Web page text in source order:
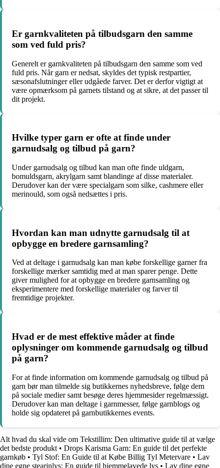
Er garnkvaliteten på tilbudsgarn den samme
som ved fuld pris?
Generelt er garnkvaliteten på tilbudsgarn den samme som ved
fuld pris. Når garn er nedsat, skyldes det typisk restpartier,
sæsonafslutninger eller udgåede farver. Det er derfor vigtigt at
være opmærksom på garnets tilstand og at sikre, at det passer til
dit projekt.
Hvilke typer garn er ofte at finde under
garnudsalg og tilbud på garn?
Under garnudsalg og tilbud kan man ofte finde uldgarn,
bomuldsgarn, akrylgarn samt blandinge af disse materialer.
Derudover kan der være specialgarn som silke, cashmere eller
merinould, som også nedsættes i pris.
Hvordan kan man udnytte garnudsalg til at
opbygge en bredere garnsamling?
Ved at deltage i garnudsalg kan man købe forskellige garner fra
forskellige mærker samtidig med at man sparer penge. Dette
giver mulighed for at opbygge en bredere garnsamling og
eksperimentere med forskellige materialer og farver til
fremtidige projekter.
Hvad er de mest effektive måder at finde
oplysninger om kommende garnudsalg og tilbud
på garn?
For at finde information om kommende garnudsalg og tilbud på
garn bør man tilmelde sig butikkernes nyhedsbreve, følge dem
på sociale medier samt besøge deres hjemmesider regelmæssigt.
Derudover kan man deltage i garnmesser, følge garnblogs og
holde sig opdateret på garnbutikkernes events.
Alt hvad du skal vide om Tekstillim: Den ultimative guide til at vælge
det bedste produkt • Drops Karisma Garn: En guide til det perfekte
garnkøb • Tyl Stof: En Guide til at Købe Billig Tyl Metervare • Lav
dine egne stearinlys: En guide til hjemmelavede lys • Lav dine egne